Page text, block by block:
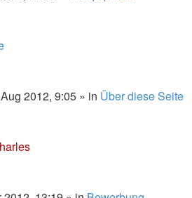
2012, 9:05 » in Über diese Seite